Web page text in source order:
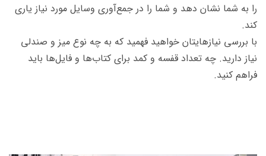
را به شما نشان دهد و شما را در جمع‌آوری وسایل مورد نیاز یاری
کند.
با بررسی نیازهایتان خواهید فهمید که به چه نوع میز و صندلی
نیاز دارید. چه تعداد قفسه و کمد برای کتاب‌ها و فایل‌ها باید
فراهم کنید.